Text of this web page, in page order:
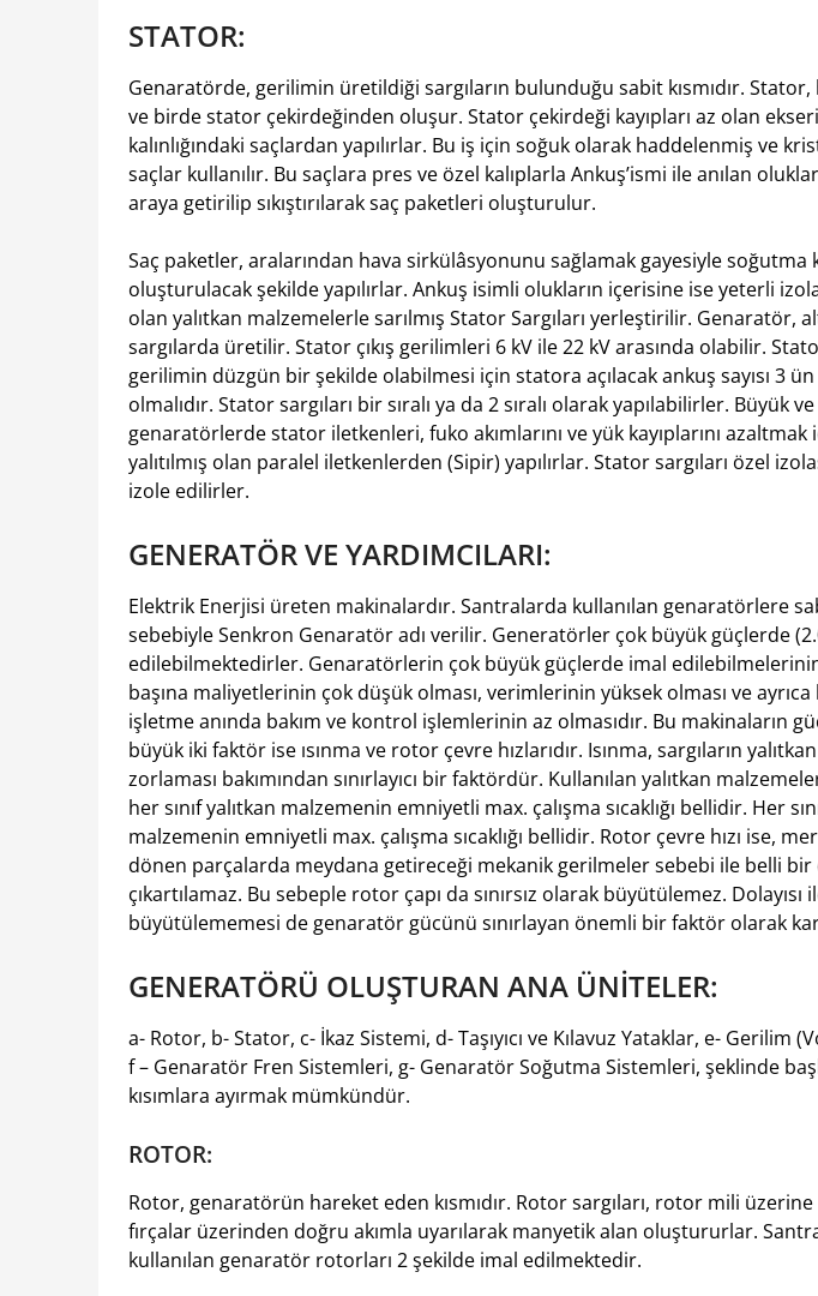
STATOR:
Genaratörde, gerilimin üretildiği sargıların bulunduğu sabit kısmıdır.
ve birde stator çekirdeğinden oluşur. Stator çekirdeği kayıpları az olan
kalınlığındaki saçlardan yapılırlar. Bu iş için soğuk olarak haddelenmiş ve
saçlar kullanılır. Bu saçlara pres ve özel kalıplarla Ankuş’ismi ile anılan
araya getirilip sıkıştırılarak saç paketleri oluşturulur.
Saç paketler, aralarından hava sirkülâsyonunu sağlamak gayesiyle soğutma
oluşturulacak şekilde yapılırlar. Ankuş isimli olukların içerisine ise yeterli
olan yalıtkan malzemelerle sarılmış Stator Sargıları yerleştirilir. Genaratör,
sargılarda üretilir. Stator çıkış gerilimleri 6 kV ile 22 kV arasında olabilir.
gerilimin düzgün bir şekilde olabilmesi için statora açılacak ankuş sayısı 3
olmalıdır. Stator sargıları bir sıralı ya da 2 sıralı olarak yapılabilirler. Büyük
genaratörlerde stator iletkenleri, fuko akımlarını ve yük kayıplarını azaltmak
yalıtılmış olan paralel iletkenlerden (Sipir) yapılırlar. Stator sargıları özel
izole edilirler.
GENERATÖR VE YARDIMCILARI:
Elektrik Enerjisi üreten makinalardır. Santralarda kullanılan genaratörlere
sebebiyle Senkron Genaratör adı verilir. Generatörler çok büyük güçlerde
edilebilmektedirler. Genaratörlerin çok büyük güçlerde imal
başına maliyetlerinin çok düşük olması, verimlerinin yüksek olması ve
işletme anında bakım ve kontrol işlemlerinin az olmasıdır. Bu makinaların
büyük iki faktör ise ısınma ve rotor çevre hızlarıdır. Isınma, sargıların
zorlaması bakımından sınırlayıcı bir faktördür. Kullanılan yalıtkan
her sınıf yalıtkan malzemenin emniyetli max. çalışma sıcaklığı bellidir. Her
malzemenin emniyetli max. çalışma sıcaklığı bellidir. Rotor çevre hızı ise,
dönen parçalarda meydana getireceği mekanik gerilmeler sebebi ile belli
çıkartılamaz. Bu sebeple rotor çapı da sınırsız olarak büyütülemez. Dolayısı
büyütülememesi de genaratör gücünü sınırlayan önemli bir faktör olarak
GENERATÖRÜ OLUŞTURAN ANA ÜNİTELER:
a- Rotor, b- Stator, c- İkaz Sistemi, d- Taşıyıcı ve Kılavuz Yataklar, e- Gerilim
f – Genaratör Fren Sistemleri, g- Genaratör Soğutma Sistemleri, şeklinde
kısımlara ayırmak mümkündür.
ROTOR:
Rotor, genaratörün hareket eden kısmıdır. Rotor sargıları, rotor mili üzerine
fırçalar üzerinden doğru akımla uyarılarak manyetik alan oluştururlar.
kullanılan genaratör rotorları 2 şekilde imal edilmektedir.